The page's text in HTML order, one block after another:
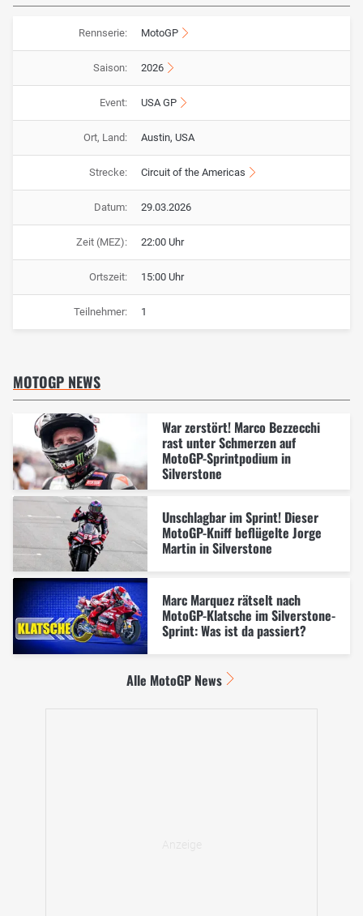
Rennserie: MotoGP
Saison: 2026
Event: USA GP
Ort, Land: Austin, USA
Strecke: Circuit of the Americas
Datum: 29.03.2026
Zeit (MEZ): 22:00 Uhr
Ortszeit: 15:00 Uhr
Teilnehmer: 1
MOTOGP NEWS
War zerstört! Marco Bezzecchi
rast unter Schmerzen auf
MotoGP-Sprintpodium in
Silverstone
Unschlagbar im Sprint! Dieser
MotoGP-Kniff beflügelte Jorge
Martin in Silverstone
Marc Marquez rätselt nach
MotoGP-Klatsche im Silverstone-
Sprint: Was ist da passiert?
Alle MotoGP News